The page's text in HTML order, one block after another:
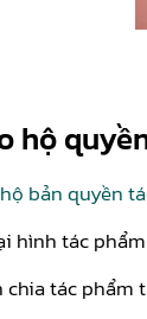
hộ
bản quyền
hình tác phẩm
tác